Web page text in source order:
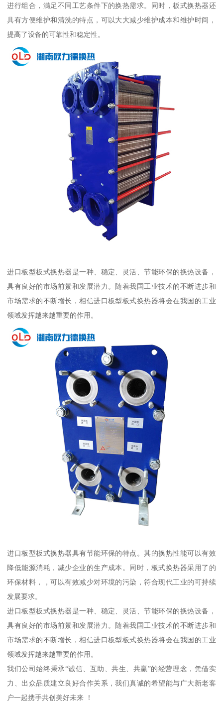
进行组合，满足不同工艺条件下的换热需求。同时，板式换热器还
具有方便维护和清洗的特点，可以大大减少维护成本和维护时间，
提高了设备的可靠性和稳定性。
进口板型板式换热器是一种、稳定、灵活、节能环保的换热设备，
具有良好的市场前景和发展潜力。随着我国工业技术的不断进步和
市场需求的不断增长，相信进口板型板式换热器将会在我国的工业
领域发挥越来越重要的作用。
进口板型板式换热器具有节能环保的特点。其的换热性能可以有效
降低能源消耗，减少企业的生产成本。同时，板式换热器采用了的
环保材料，，可以有效减少对环境的污染，符合现代工业的可持续
发展要求。
进口板型板式换热器是一种、稳定、灵活、节能环保的换热设备，
具有良好的市场前景和发展潜力。随着我国工业技术的不断进步和
市场需求的不断增长，相信进口板型板式换热器将会在我国的工业
领域发挥越来越重要的作用。
我们公司始终秉承“诚信、互助、共生、共赢”的经营理念，凭借实
力、出众品质建立良好合作关系，我们真诚的希望能与广大新老客
户一起携手共创美好未来 ！